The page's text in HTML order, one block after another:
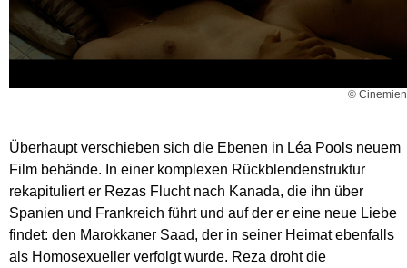
© Cinemien
Überhaupt verschieben sich die Ebenen in Léa Pools neuem
Film behände. In einer komplexen Rückblendenstruktur
rekapituliert er Rezas Flucht nach Kanada, die ihn über
Spanien und Frankreich führt und auf der er eine neue Liebe
findet: den Marokkaner Saad, der in seiner Heimat ebenfalls
als Homosexueller verfolgt wurde. Reza droht die